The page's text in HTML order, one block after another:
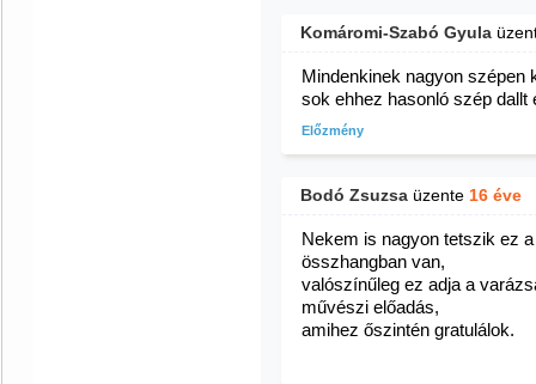
Komáromi-Szabó Gyula
Mindenkinek nagyon szépen
sok ehhez hasonló szép dallt
Előzmény
Bodó Zsuzsa üzente 16 éve
Nekem is nagyon tetszik ez
összhangban van,
valószínűleg ez adja a
művészi előadás,
amihez őszintén gratulálok.